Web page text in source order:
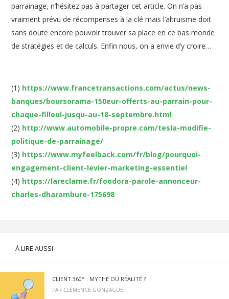
parrainage, n’hésitez pas à partager cet article. On n’a pas
vraiment prévu de récompenses à la clé mais l’altruisme doit
sans doute encore pouvoir trouver sa place en ce bas monde
de stratégies et de calculs. Enfin nous, on a envie d’y croire…
(1) https://www.francetransactions.com/actus/news-
banques/boursorama-150eur-offerts-au-parrain-pour-
chaque-filleul-jusqu-au-18-septembre.html
(2) http://www.automobile-propre.com/tesla-modifie-
politique-de-parrainage/
(3) https://www.myfeelback.com/fr/blog/pourquoi-
engagement-client-levier-marketing-essentiel
(4) https://lareclame.fr/foodora-parole-annonceur-
charles-dharambure-175698
À LIRE AUSSI
CLIENT 360° : MYTHE OU RÉALITÉ ?
PAR CLÉMENCE GONZAGUE